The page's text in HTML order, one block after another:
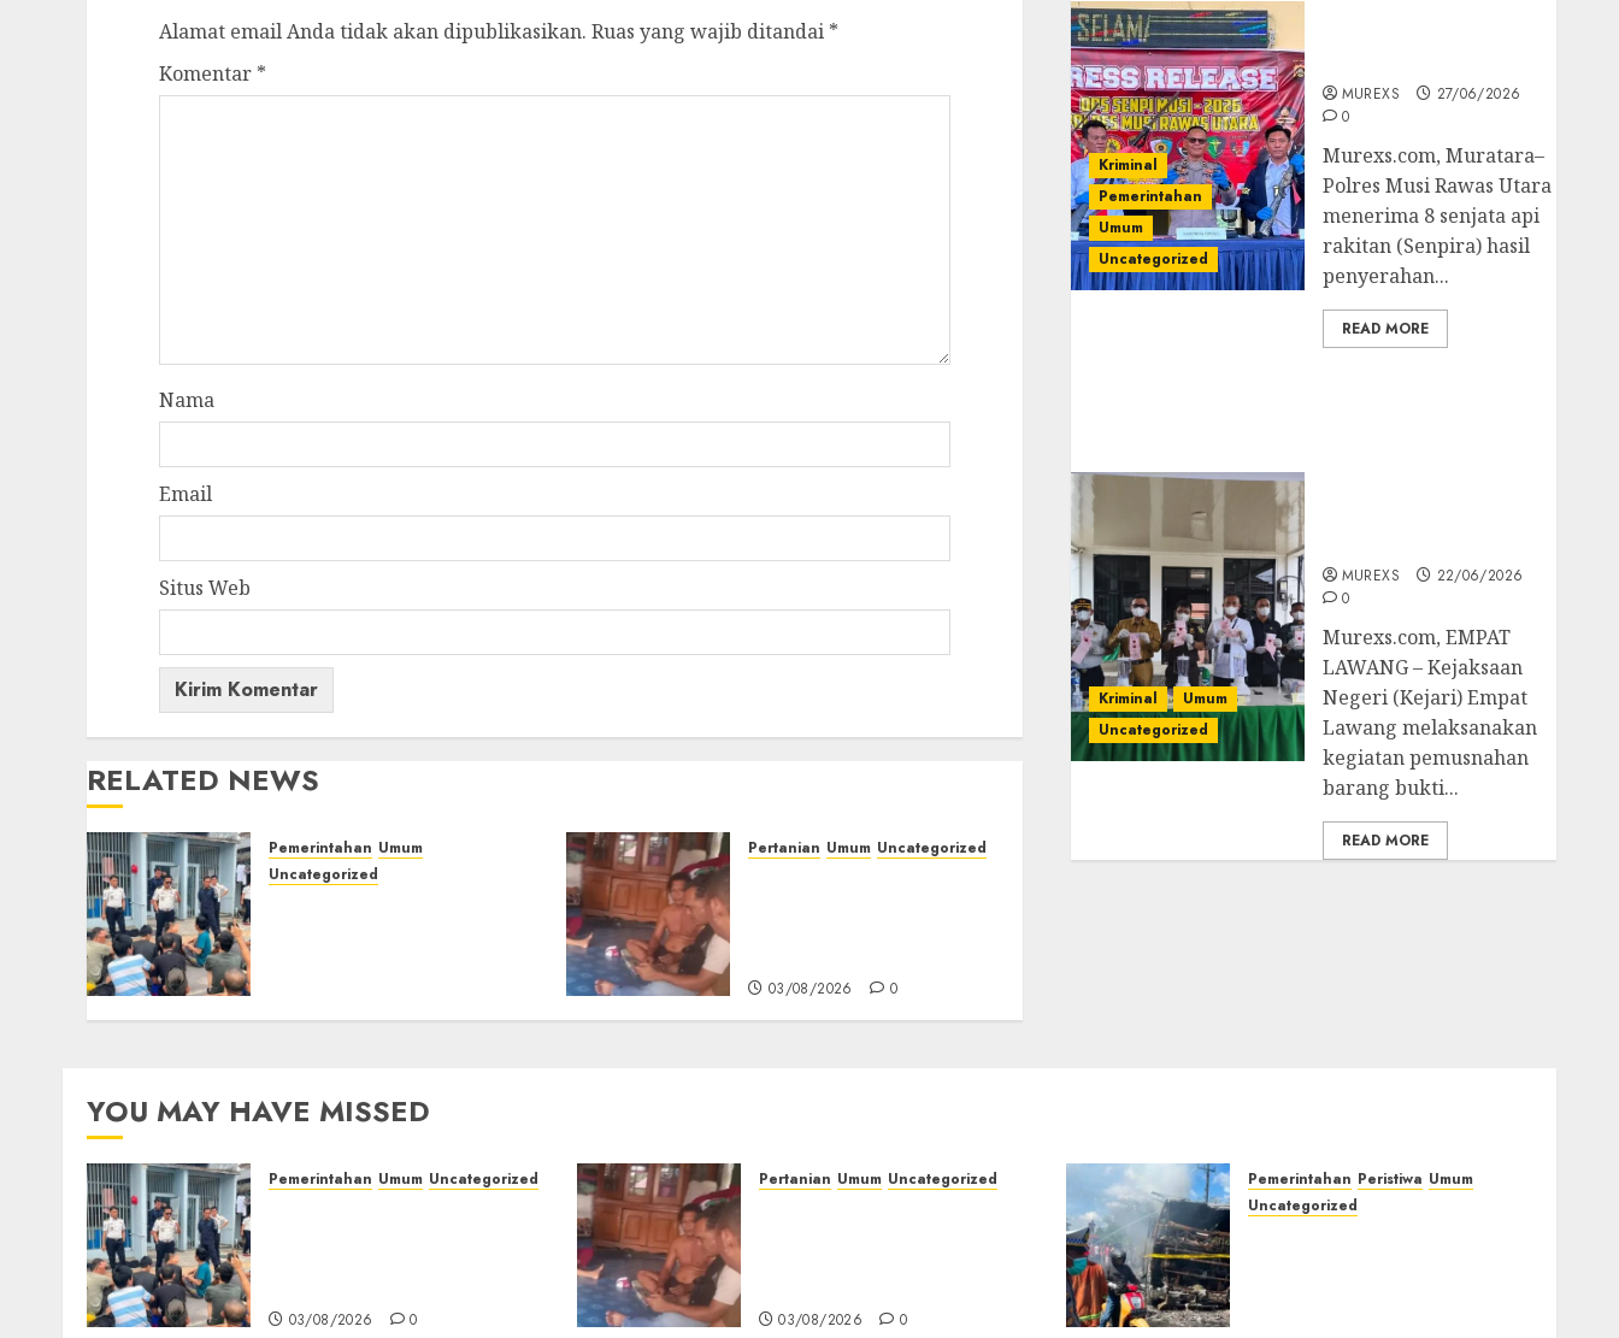
Alamat email Anda tidak akan dipublikasikan. Ruas yang wajib ditandai *
Komentar *
Nama
Email
Situs Web
RELATED NEWS
Pemerintahan Umum
Uncategorized
Pertanian Umum Uncategorized
03/08/2026 0
Kriminal
Pemerintahan
Umum
Uncategorized
MUREXS
27/06/2026
0
Murexs.com, Muratara–
Polres Musi Rawas Utara
menerima 8 senjata api
rakitan (Senpira) hasil
penyerahan...
READ MORE
Kriminal
Umum
Uncategorized
MUREXS
22/06/2026
0
‎Murexs.com, EMPAT
LAWANG – Kejaksaan
Negeri (Kejari) Empat
Lawang melaksanakan
kegiatan pemusnahan
barang bukti...
READ MORE
YOU MAY HAVE MISSED
Pemerintahan Umum Uncategorized
03/08/2026 0
Pertanian Umum Uncategorized
03/08/2026 0
Pemerintahan Peristiwa Umum
Uncategorized